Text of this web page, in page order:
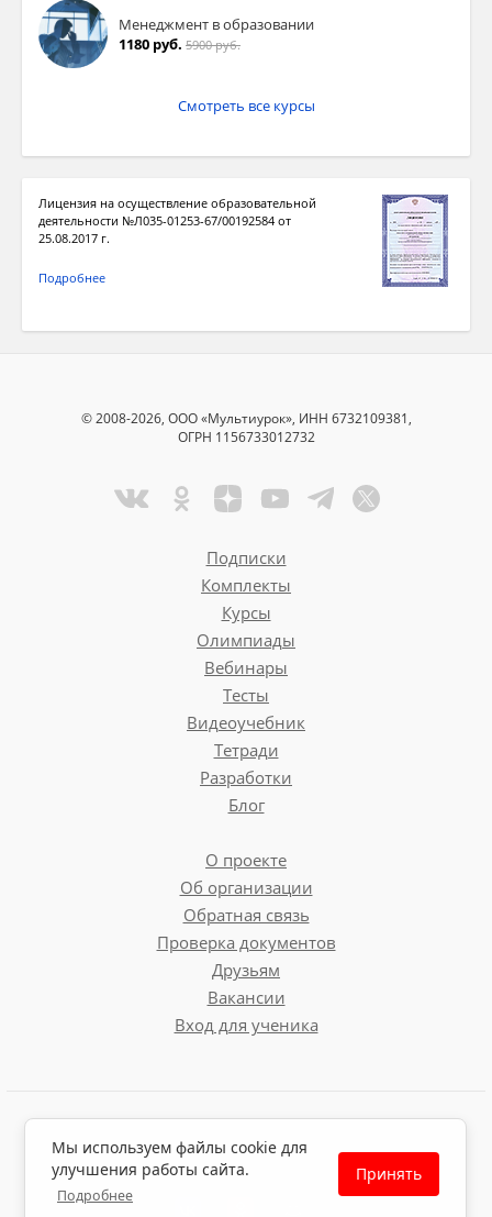
Менеджмент в образовании
1180 руб. 5900 руб.
Смотреть все курсы
Лицензия на осуществление образовательной
деятельности №Л035-01253-67/00192584 от
25.08.2017 г.
Подробнее
© 2008-2026, ООО «Мультиурок», ИНН 6732109381,
ОГРН 1156733012732
Подписки
Комплекты
Курсы
Олимпиады
Вебинары
Тесты
Видеоучебник
Тетради
Разработки
Блог
О проекте
Об организации
Обратная связь
Проверка документов
Друзьям
Вакансии
Вход для ученика
Политика обработки персональных данных
Политика использования файлов cookie
Мы используем файлы cookie для
улучшения работы сайта.
Подробнее
Принять